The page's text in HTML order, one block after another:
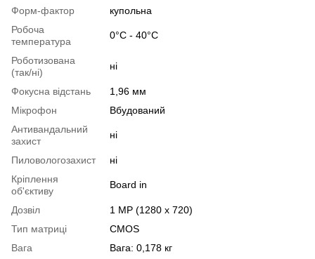
Форм-фактор
купольна
Робоча
температура
0°С - 40°С
Роботизована
(так/ні)
ні
Фокусна відстань
1,96 мм
Мікрофон
Вбудований
Антивандальний
захист
ні
Пиловологозахист
ні
Кріплення
об'єктиву
Board in
Дозвіл
1 MP (1280 x 720)
Тип матриці
CMOS
Вага
Вага: 0,178 кг